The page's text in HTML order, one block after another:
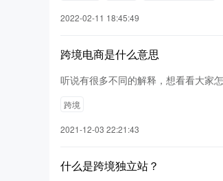
2022-02-11 18:45:49
跨境电商是什么意思
听说有很多不同的解释，想看看大家
跨境
2021-12-03 22:21:43
什么是跨境独立站？